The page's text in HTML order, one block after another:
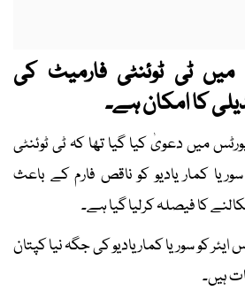
میں ٹی ٹوئنٹی فارمیٹ کی
کا امکان ہے۔
میں دعویٰ کیا گیا تھا کہ ٹی ٹوئنٹی
کمار یادیو کو ناقص فارم کے باعث
کا فیصلہ کرلیا گیا ہے۔
کو سوریا کمار یادیو کی جگہ نیا کپتان
ہیں۔